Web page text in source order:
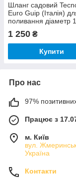
Шланг садовий
Euro Guip (Італія)
поливання діаметр
1 250 ₴
Купити
Про нас
97% позитивних
Працює з
м. Київ
вул.
Україна
Контакти